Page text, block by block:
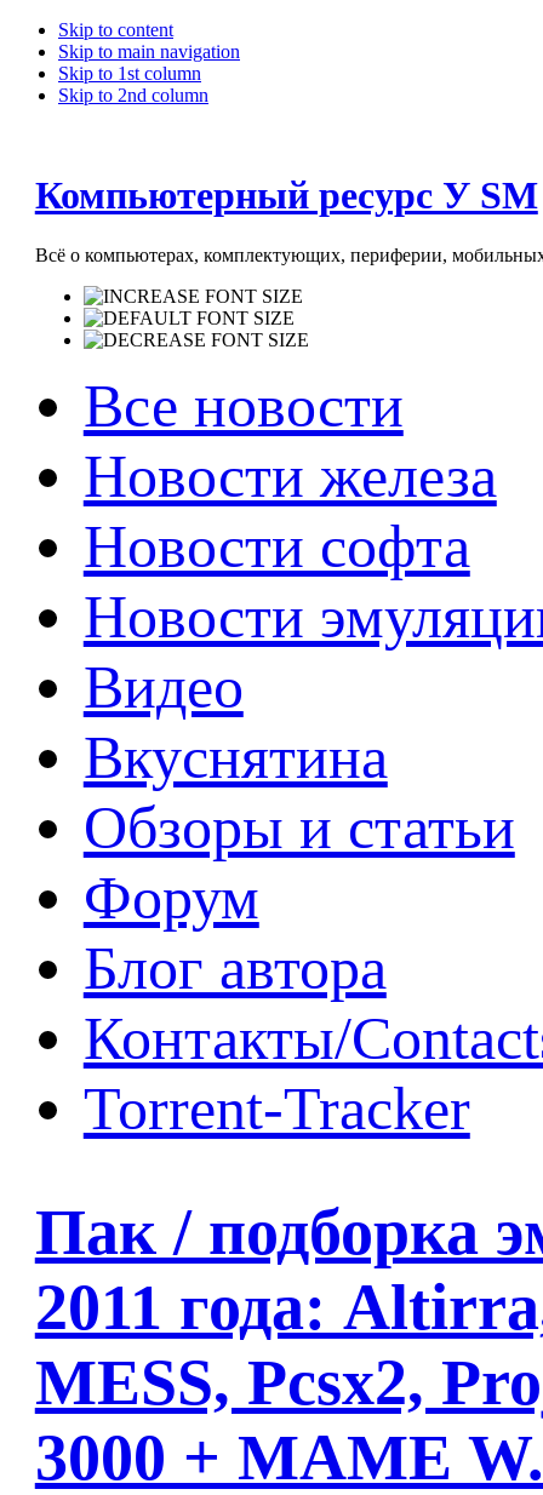
Skip to content
Skip to main navigation
Skip to 1st column
Skip to 2nd column
Компьютерный ресурс У SM
Всё о компьютерах, комплектующих, периферии, мобильных
Все новости
Новости железа
Новости софта
Новости
Видео
Вкуснятина
Обзоры и статьи
Форум
Блог автора
Контакты/
Torrent-Tracker
Пак / подборка
2011 года:
MESS, Pcsx2,
3000 + MAME